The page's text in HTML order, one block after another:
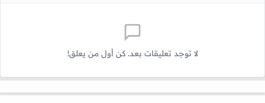
لا توجد تعليقات بعد. كن أول من يعلق!